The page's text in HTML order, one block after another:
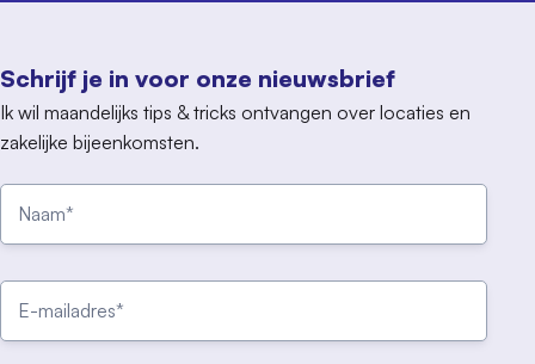
Schrijf je in voor onze nieuwsbrief
Ik wil maandelijks tips & tricks ontvangen over locaties en
zakelijke bijeenkomsten.